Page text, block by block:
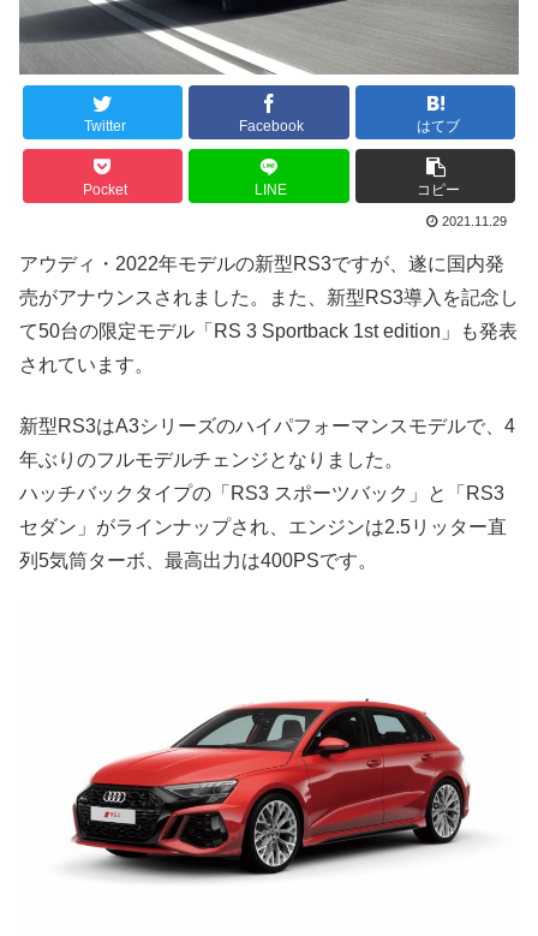
Twitter Facebook はてブ
Pocket LINE コピー
2021.11.29
アウディ・2022年モデルの新型RS3ですが、遂に国内発
売がアナウンスされました。また、新型RS3導入を記念し
て50台の限定モデル「RS 3 Sportback 1st edition」も発表
されています。
新型RS3はA3シリーズのハイパフォーマンスモデルで、4
年ぶりのフルモデルチェンジとなりました。
ハッチバックタイプの「RS3 スポーツバック」と「RS3
セダン」がラインナップされ、エンジンは2.5リッター直
列5気筒ターボ、最高出力は400PSです。